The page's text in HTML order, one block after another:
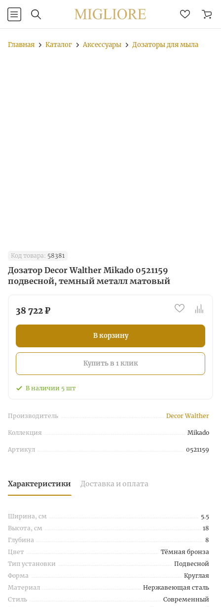
Главная Каталог Аксессуары Дозаторы для мыла
Код товара: 58381
Дозатор Decor Walther Mikado 0521159
подвесной, темный металл матовый
38 722 ₽
В корзину
Купить в 1 клик
В наличии 5 шт
Производитель Decor Walther
Коллекция Mikado
Артикул 0521159
Характеристики Доставка и оплата
Ширина, см
5.5
Высота, см
18
Глубина
8
Цвет
Тёмная бронза
Тип установки
Подвесной
Форма
Круглая
Материал
Нержавеющая сталь
Стиль
Современный